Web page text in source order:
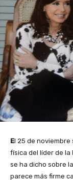
El 25 de
física del líder de la
se ha dicho sobre
parece más firme